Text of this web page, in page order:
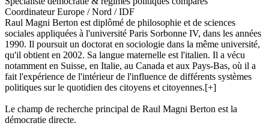
Coordinateur Europe / Nord / IDF
Raul Magni Berton est diplômé de philosophie et de sciences
sociales appliquées à l'université Paris Sorbonne IV, dans les années
1990. Il poursuit un doctorat en sociologie dans la même université,
qu'il obtient en 2002. Sa langue maternelle est l'italien. Il a vécu
notamment en Suisse, en Italie, au Canada et aux Pays-Bas, où il a
fait l'expérience de l'intérieur de l'influence de différents systèmes
politiques sur le quotidien des citoyens et citoyennes.[+]
Le champ de recherche principal de Raul Magni Berton est la
démocratie directe.